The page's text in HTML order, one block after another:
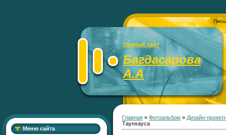
Личный сайт
Багдасарова
А.А
Меню сайта
Главная » Фотоальбом » Дизайн-
Таунхауса